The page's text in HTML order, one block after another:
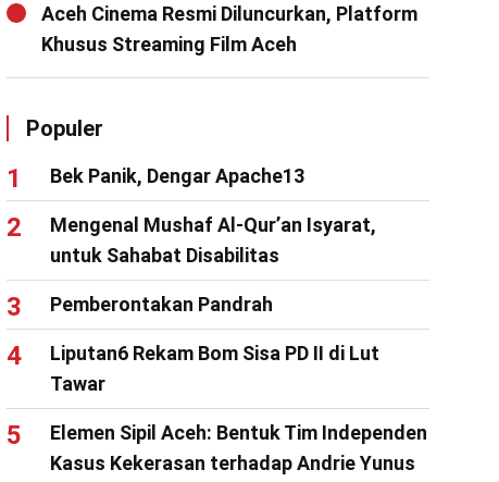
Aceh Cinema Resmi Diluncurkan, Platform
Khusus Streaming Film Aceh
Populer
Bek Panik, Dengar Apache13
Mengenal Mushaf Al-Qur’an Isyarat,
untuk Sahabat Disabilitas
Pemberontakan Pandrah
Liputan6 Rekam Bom Sisa PD II di Lut
Tawar
Elemen Sipil Aceh: Bentuk Tim Independen
Kasus Kekerasan terhadap Andrie Yunus